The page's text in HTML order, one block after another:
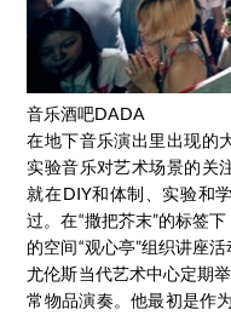
音乐酒吧DADA
在地下音乐演出里出现的
实验音乐对艺术场景的关
就在DIY和体制、实验和
过。在“撒把芥末”的标签
的空间“观心亭”组织讲座
尤伦斯当代艺术中心定期
常物品演奏。他最初是作